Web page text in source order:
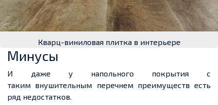
Кварц-виниловая плитка в интерьере
Минусы
И даже у напольного покрытия с
таким внушительным перечнем преимуществ есть
ряд недостатков.